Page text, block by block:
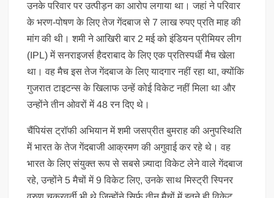
उनके परिवार पर उत्पीड़न का आरोप लगाया था। जहां ने परिवार
के भरण-पोषण के लिए तेज गेंदबाज से 7 लाख रुपए प्रति माह की
मांग की थी। शमी ने आखिरी बार 2 मई को इंडियन प्रीमियर लीग
(IPL) में सनराइजर्स हैदराबाद के लिए एक प्रतिस्पर्धी मैच खेला
था। वह मैच इस तेज गेंदबाज के लिए यादगार नहीं रहा था, क्योंकि
गुजरात टाइटन्स के खिलाफ उन्हें कोई विकेट नहीं मिला था और
उन्होंने तीन ओवरों में 48 रन दिए थे।
चैंपियंस ट्रॉफी अभियान में शमी जसप्रीत बुमराह की अनुपस्थिति
में भारत के तेज गेंदबाजी आक्रमण की अगुवाई कर रहे थे। वह
भारत के लिए संयुक्त रूप से सबसे ज़्यादा विकेट लेने वाले गेंदबाज
रहे, उन्होंने 5 मैचों में 9 विकेट लिए, उनके साथ मिस्ट्री स्पिनर